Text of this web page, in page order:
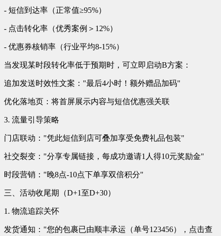
- 短信到达率（正常值≥95%）
- 点击转化率（优秀案例＞12%）
- 优惠券核销率（行业平均8-15%）
当发现某时段转化率低于预期时，可立即启动B方案：
追加发送时效性文案："最后4小时！额外赠品加码"
优化落地页：将首屏展示内容与短信优惠强关联
3. 流量引导策略
门店联动："凭此短信到店可叠加享受免费礼品包装"
社交裂变："分享专属链接，每成功邀请1人得10元奖励金"
时段营销："晚8点-10点下单享双倍积分"
三、活动收尾期（D+1至D+30）
1. 物流追踪关怀
发货通知："您的包裹已由顺丰承运（单号123456），点击查